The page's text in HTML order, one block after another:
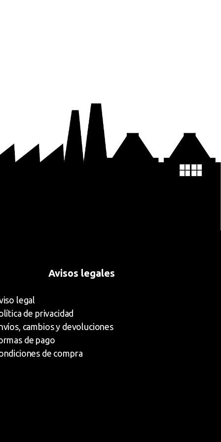
Avisos legales
legal
de privacidad
cambios y devoluciones
de pago
de compra